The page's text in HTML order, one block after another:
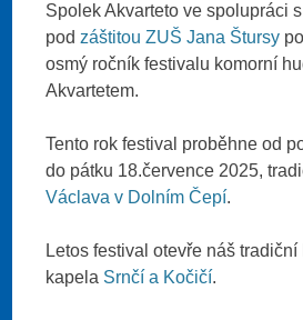
Spolek Akvarteto ve spolupráci
podzáštitouZUŠ Jana Štursy
osmý ročník festivalu komorní
Akvartetem.
Tento rok festival proběhne od
do pátku 18.července 2025,
Václava v Dolním Čepí.
Letos festival otevře náš tradiční
kapela Srnčí a Kočičí.